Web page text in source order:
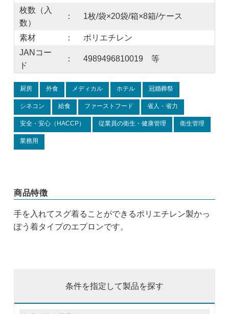
枚数（入
数）
： 1枚/袋×20袋/箱×8箱/ケース
素材 ：
ポリエチレン
JANコー
ド
： 4989496810019 等
厨房 外食 メディカル ホテル 冠婚葬祭
シネコン 給食 ファーストフード 省人・省力
安全・安心（HACCP） 従業員の衛生・健康管理 衛生管理
業務用
商品特徴
手を入れてスグ着ることができるポリエチレン製かっ
ぽう着タイプのエプロンです。
条件を指定して製品を探す